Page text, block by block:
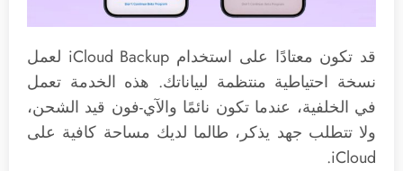
قد تكون معتادًا على استخدام iCloud Backup لعمل
نسخة احتياطية منتظمة لبياناتك. هذه الخدمة تعمل
في الخلفية، عندما تكون نائمًا والآي-فون قيد الشحن،
ولا تتطلب جهد يذكر، طالما لديك مساحة كافية على
iCloud.